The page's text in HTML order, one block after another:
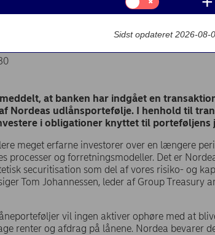
EUR 8,4 mia.
at banken har indgået en
Nordeas udlånsportefølje. I henhold til
i obligationer knyttet til
meget erfarne investorer over en længere
processer og forretningsmodeller. Det er
securitisation som del af vores risiko- og
Tom Johannessen, leder af Group Treasury
vil ingen aktiver ophøre med at
renter og afdrag på lånene. Nordea bevarer
til:
Markedsføring
Sidst opdateret 2026-08-